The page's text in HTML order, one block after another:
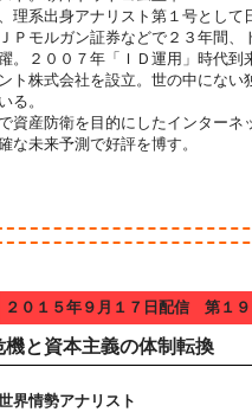
理系出身アナリスト第１号として
Ｐモルガン証券などで２３年間、
。２００７年「ＩＤ運用」時代到
ト株式会社を設立。世の中にない
る。
資産防衛を目的にしたインターネ
な未来予測で好評を博す。
２０１５年９月１７日配信 第１
機と資本主義の体制転換
界情勢アナリスト